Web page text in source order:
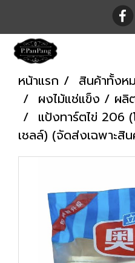
หน้าแรก สินค้าทั้งห
ผงไม้แช่แข็ง / ผ
แป้งทาร์ตไข่ 206 (
เชลล์) (จัดส่งเฉพาะสิ